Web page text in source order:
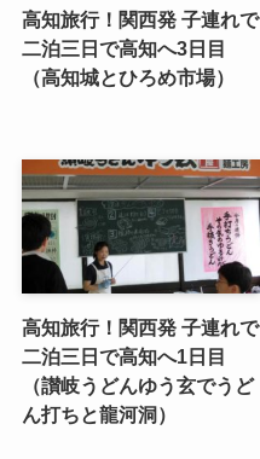
高知旅行！関西発 子連れで
二泊三日で高知へ3日目
（高知城とひろめ市場）
高知旅行！関西発 子連れで
二泊三日で高知へ1日目
（讃岐うどんゆう玄でうど
ん打ちと龍河洞）